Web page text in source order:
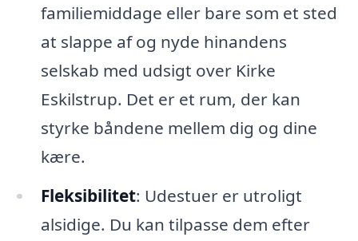
familiemiddage eller bare som et sted
at slappe af og nyde hinandens
selskab med udsigt over Kirke
Eskilstrup. Det er et rum, der kan
styrke båndene mellem dig og dine
kære.
Fleksibilitet: Udestuer er utroligt
alsidige. Du kan tilpasse dem efter